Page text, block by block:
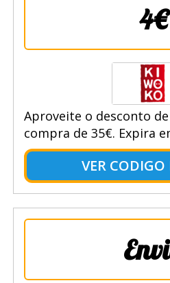
4€
Aproveite o desconto
compra de 35€. Expira
VER